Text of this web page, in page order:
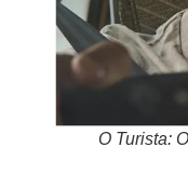
O Turista: